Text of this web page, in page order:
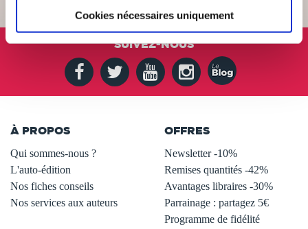
Cookies nécessaires uniquement
SUIVEZ-NOUS
À PROPOS
Qui sommes-nous ?
L'auto-édition
Nos fiches conseils
Nos services aux auteurs
OFFRES
Newsletter -10%
Remises quantités -42%
Avantages libraires -30%
Parrainage : partagez 5€
Programme de fidélité